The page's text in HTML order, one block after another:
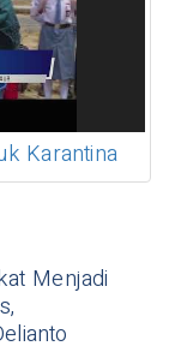
Karantina
Menjadi